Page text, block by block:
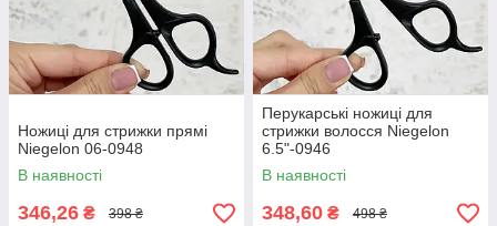
Ножиці для стрижки прямі
Niegelon 06-0948
В наявності
346,26 ₴ 398 ₴
Перукарські ножиці для
стрижки волосся Niegelon
6.5"-0946
В наявності
348,60 ₴ 498 ₴